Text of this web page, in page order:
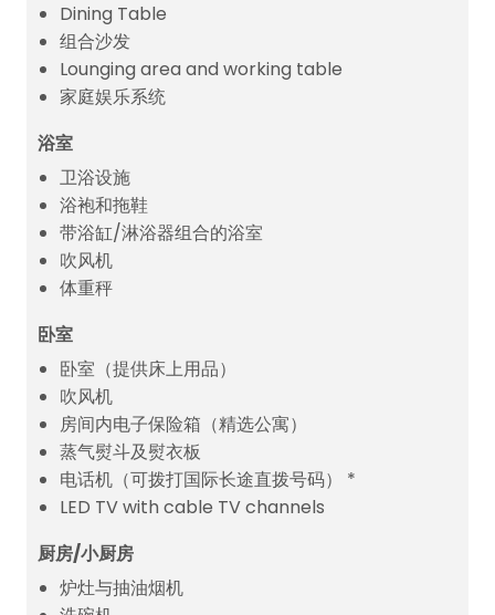
Dining Table
组合沙发
Lounging area and working table
家庭娱乐系统
浴室
卫浴设施
浴袍和拖鞋
带浴缸/淋浴器组合的浴室
吹风机
体重秤
卧室
卧室（提供床上用品）
吹风机
房间内电子保险箱（精选公寓）
蒸气熨斗及熨衣板
电话机（可拨打国际长途直拨号码） *
LED TV with cable TV channels
厨房/小厨房
炉灶与抽油烟机